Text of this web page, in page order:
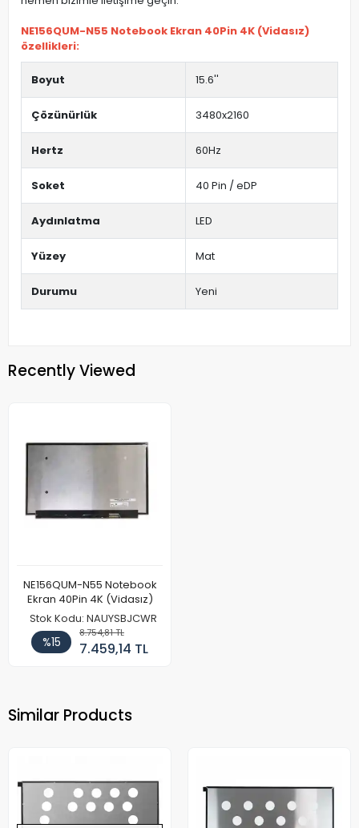
NE156QUM-N55 Notebook Ekran 40Pin 4K (Vidasız)
özellikleri:
Boyut 15.6''
Çözünürlük 3480x2160
Hertz 60Hz
Soket 40 Pin / eDP
Aydınlatma LED
Yüzey Mat
Durumu Yeni
Recently Viewed
NE156QUM-N55 Notebook
Ekran 40Pin 4K (Vidasız)
Stok Kodu: NAUYSBJCWR
%15
8.754,81 TL
7.459,14 TL
Similar Products